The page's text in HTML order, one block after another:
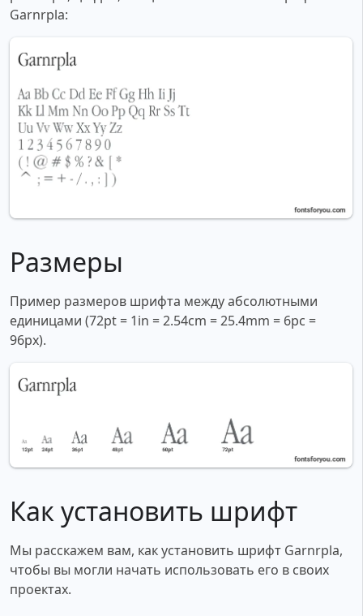
Garnrpla:
Размеры
Пример размеров шрифта между абсолютными
единицами (72pt = 1in = 2.54cm = 25.4mm = 6pc =
96px).
Как установить шрифт
Мы расскажем вам, как установить шрифт Garnrpla,
чтобы вы могли начать использовать его в своих
проектах.